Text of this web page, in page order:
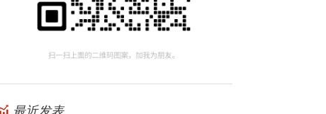
最近发表